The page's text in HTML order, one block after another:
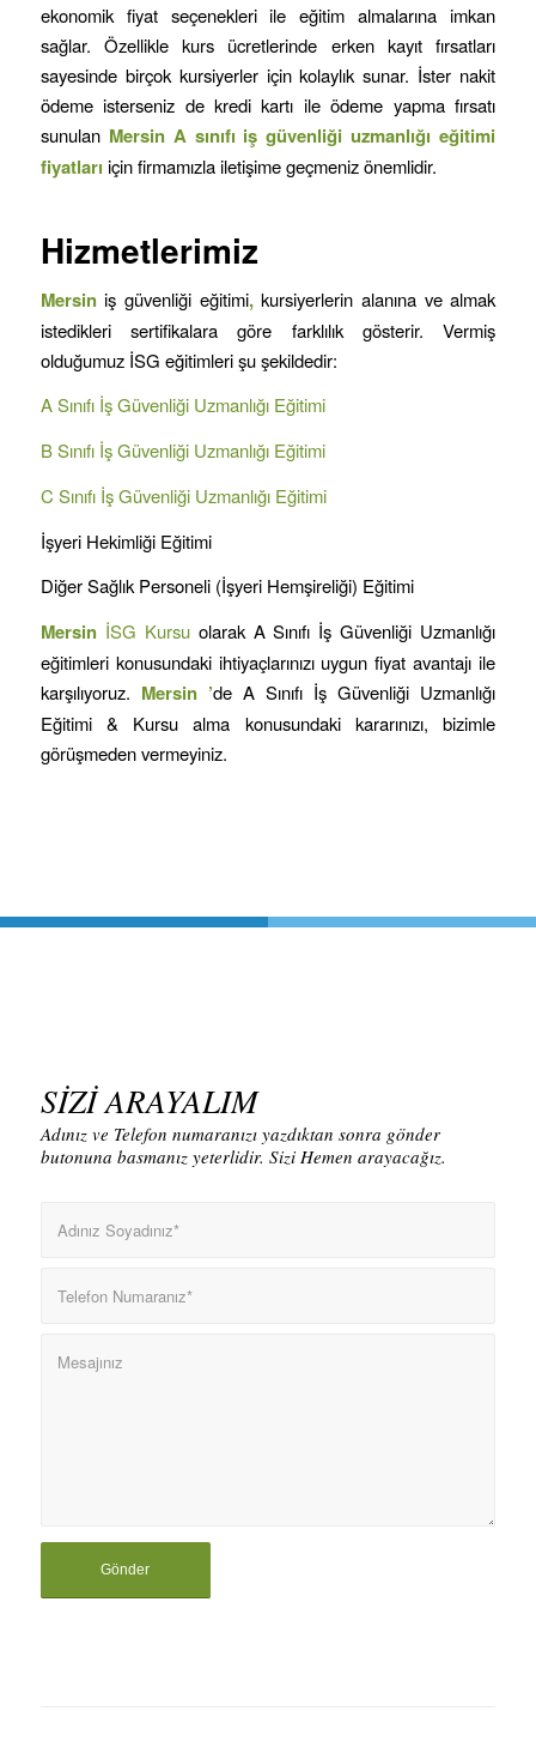
ekonomik fiyat seçenekleri ile eğitim almalarına imkan
sağlar. Özellikle kurs ücretlerinde erken kayıt fırsatları
sayesinde birçok kursiyerler için kolaylık sunar. İster nakit
ödeme isterseniz de kredi kartı ile ödeme yapma fırsatı
sunulan Mersin A sınıfı iş güvenliği uzmanlığı eğitimi
fiyatları için firmamızla iletişime geçmeniz önemlidir.
Hizmetlerimiz
Mersiniş güvenliği eğitimi,kursiyerlerin alanına ve almak
istedikleri sertifikalara göre farklılık gösterir. Vermiş
olduğumuz İSG eğitimleri şu şekildedir:
A Sınıfı İş Güvenliği Uzmanlığı Eğitimi
B Sınıfı İş Güvenliği Uzmanlığı Eğitimi
C Sınıfı İş Güvenliği Uzmanlığı Eğitimi
İşyeri Hekimliği Eğitimi
Diğer Sağlık Personeli (İşyeri Hemşireliği) Eğitimi
Mersin İSG Kursuolarak A Sınıfı İş Güvenliği Uzmanlığı
eğitimleri konusundaki ihtiyaçlarınızı uygun fiyat avantajı ile
karşılıyoruz. Mersin ’de A Sınıfı İş Güvenliği Uzmanlığı
Eğitimi & Kursu alma konusundaki kararınızı, bizimle
görüşmeden vermeyiniz.
SİZİ ARAYALIM
Adınız ve Telefon numaranızı yazdıktan sonra gönder
butonuna basmanız yeterlidir. Sizi Hemen arayacağız.